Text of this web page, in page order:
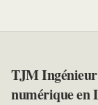
TJM
numérique en